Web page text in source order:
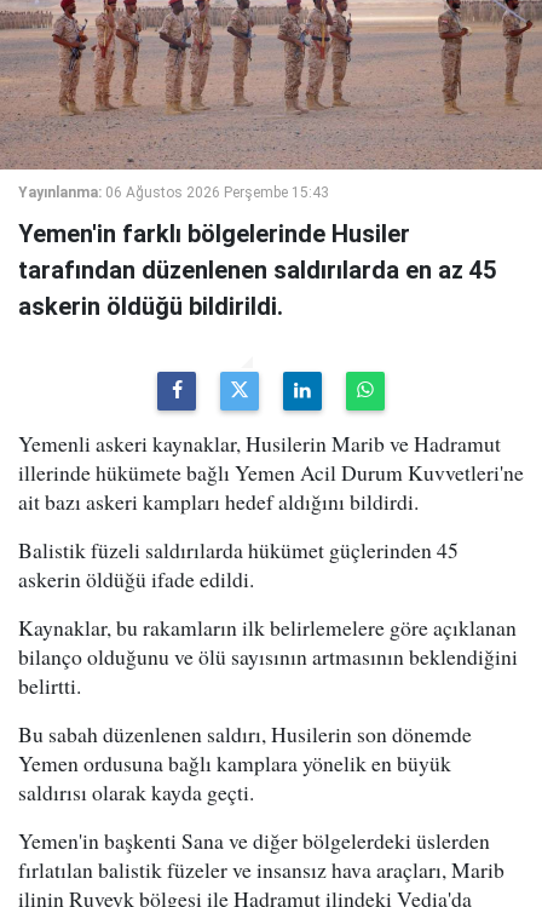
Yayınlanma: 06 Ağustos 2026 Perşembe 15:43
Yemen'in farklı bölgelerinde Husiler
tarafından düzenlenen saldırılarda en az 45
askerin öldüğü bildirildi.
Yemenli askeri kaynaklar, Husilerin Marib ve Hadramut
illerinde hükümete bağlı Yemen Acil Durum Kuvvetleri'ne
ait bazı askeri kampları hedef aldığını bildirdi.
Balistik füzeli saldırılarda hükümet güçlerinden 45
askerin öldüğü ifade edildi.
Kaynaklar, bu rakamların ilk belirlemelere göre açıklanan
bilanço olduğunu ve ölü sayısının artmasının beklendiğini
belirtti.
Bu sabah düzenlenen saldırı, Husilerin son dönemde
Yemen ordusuna bağlı kamplara yönelik en büyük
saldırısı olarak kayda geçti.
Yemen'in başkenti Sana ve diğer bölgelerdeki üslerden
fırlatılan balistik füzeler ve insansız hava araçları, Marib
ilinin Ruveyk bölgesi ile Hadramut ilindeki Vedia'da